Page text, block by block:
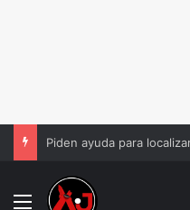
Piden ayuda para
Menu